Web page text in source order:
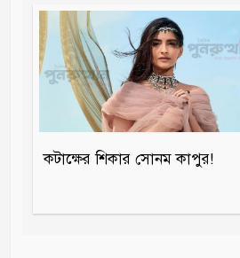
কটাক্ষের শিকার সোনম কাপুর!